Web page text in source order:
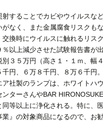
することでカビやウイルスな
なく、また金属腐食リスク
換時にウイルスに触れるリ
以上減少させた試験報告書が
３５万円（高さ１・１ｍ、幅
円、６万８千円、８万６千円
社製のランプは、ホワイトハ
ターさんやBAR
等以上に浄化される。特に
』の対象商品になるので、お